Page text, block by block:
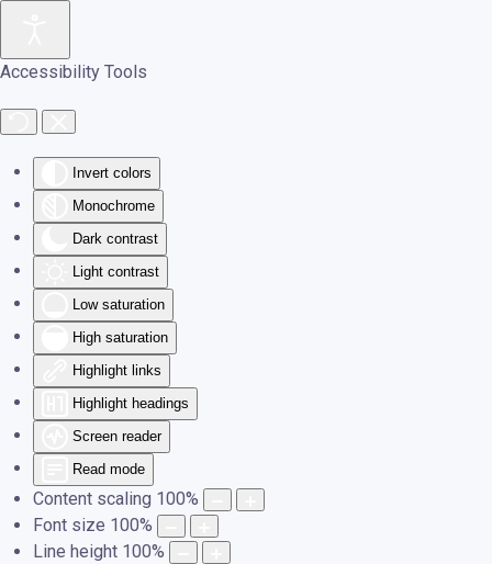
Accessibility Tools
Invert colors
Monochrome
Dark contrast
Light contrast
Low saturation
High saturation
Highlight links
Highlight headings
Screen reader
Read mode
Content scaling 100%
Font size 100%
Line height 100%
Skip to main content